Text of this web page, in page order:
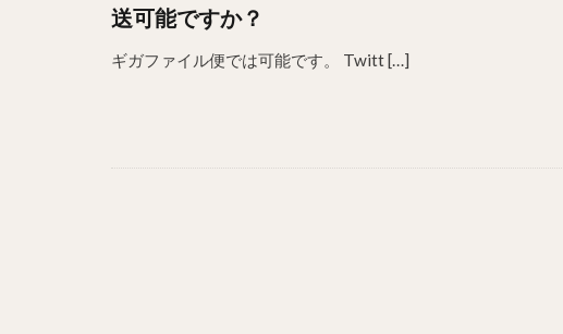
送可能ですか？
ギガファイル便では可能です。 Twitt […]